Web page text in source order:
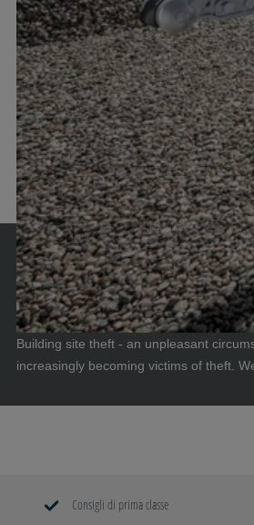
Building site theft - an unpleasant
increasingly becoming victims of theft.
Continua a leggere
Consigli di prima classe